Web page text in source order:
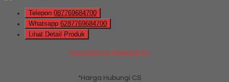
Telepon 087769684700
Whatsapp 6287769684700
Lihat Detail Produk
Kursi Kantor Polaris B 43
*Harga Hubungi CS